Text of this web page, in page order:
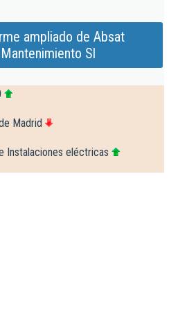
ampliado de Absat
Sl
Madrid
Instalaciones eléctricas